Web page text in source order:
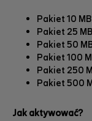
Pakiet 10 MB
Pakiet 25
Pakiet 50
Pakiet 100
Pakiet 250
Pakiet 500
Jak aktywować?